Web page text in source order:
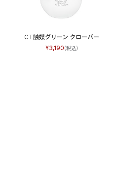
CT触媒グリーン クローバー
3,190